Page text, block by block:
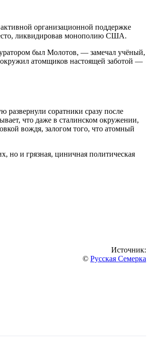
организационной поддержке
ликвидировав монополию США.
был Молотов, — замечал учёный,
окружил атомщиков настоящей заботой —
развернули соратники сразу после
что даже в сталинском окружении,
вождя, залогом того, что атомный
но и грязная, циничная политическая
Источник:
© Русская Семерка